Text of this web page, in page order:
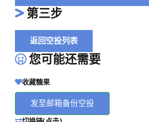
第三步
返回空投列表
您可能还需要
收藏糖果
发至邮箱备份空投